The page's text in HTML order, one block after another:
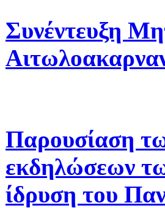
Συνέντευξη
Παρουσίαση
εκδηλώσεων
ίδρυση του